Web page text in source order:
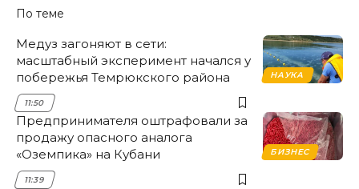
По теме
НАУКА
Медуз загоняют в сети:
масштабный эксперимент начался у
побережья Темрюкского района
11:50
БИЗНЕС
Предпринимателя оштрафовали за
продажу опасного аналога
«Оземпика» на Кубани
11:39